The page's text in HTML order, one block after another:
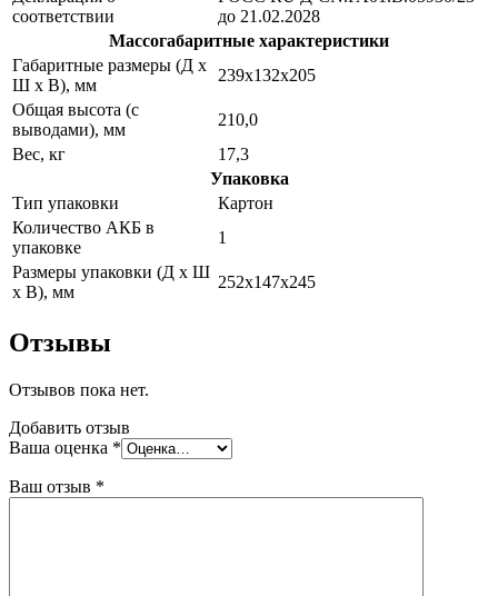
соответствии
до 21.02.2028
Массогабаритные характеристики
Габаритные размеры (Д х
Ш х В), мм
239x132x205
Общая высота (с
выводами), мм
210,0
Вес, кг
17,3
Упаковка
Тип упаковки
Картон
Количество АКБ в
упаковке
1
Размеры упаковки (Д х Ш
х В), мм
252x147x245
Отзывы
Отзывов пока нет.
Добавить отзыв
Ваша оценка *
Ваш отзыв *